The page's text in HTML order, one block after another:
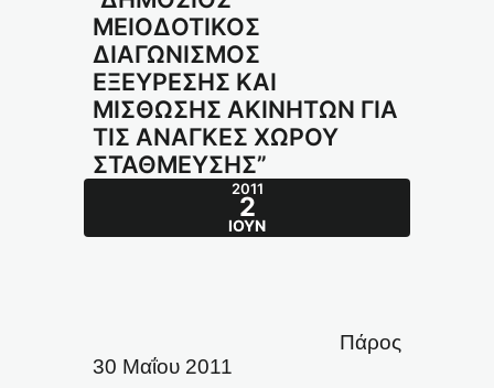
ΜΕΙΟΔΟΤΙΚΟΣ
ΔΙΑΓΩΝΙΣΜΟΣ
ΕΞΕΥΡΕΣΗΣ ΚΑΙ
ΜΙΣΘΩΣΗΣ ΑΚΙΝΗΤΩΝ ΓΙΑ
ΤΙΣ ΑΝΑΓΚΕΣ ΧΩΡΟΥ
ΣΤΑΘΜΕΥΣΗΣ”
2011
2
ΙΟΎΝ
Πάρος
30 Μαΐου 2011